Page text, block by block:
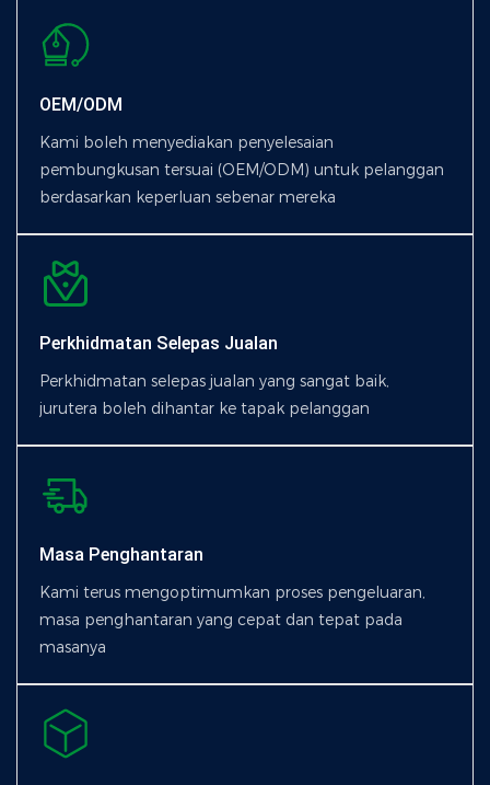
OEM/ODM
Kami boleh menyediakan penyelesaian
pembungkusan tersuai (OEM/ODM) untuk pelanggan
berdasarkan keperluan sebenar mereka
Perkhidmatan Selepas Jualan
Perkhidmatan selepas jualan yang sangat baik,
jurutera boleh dihantar ke tapak pelanggan
Masa Penghantaran
Kami terus mengoptimumkan proses pengeluaran,
masa penghantaran yang cepat dan tepat pada
masanya